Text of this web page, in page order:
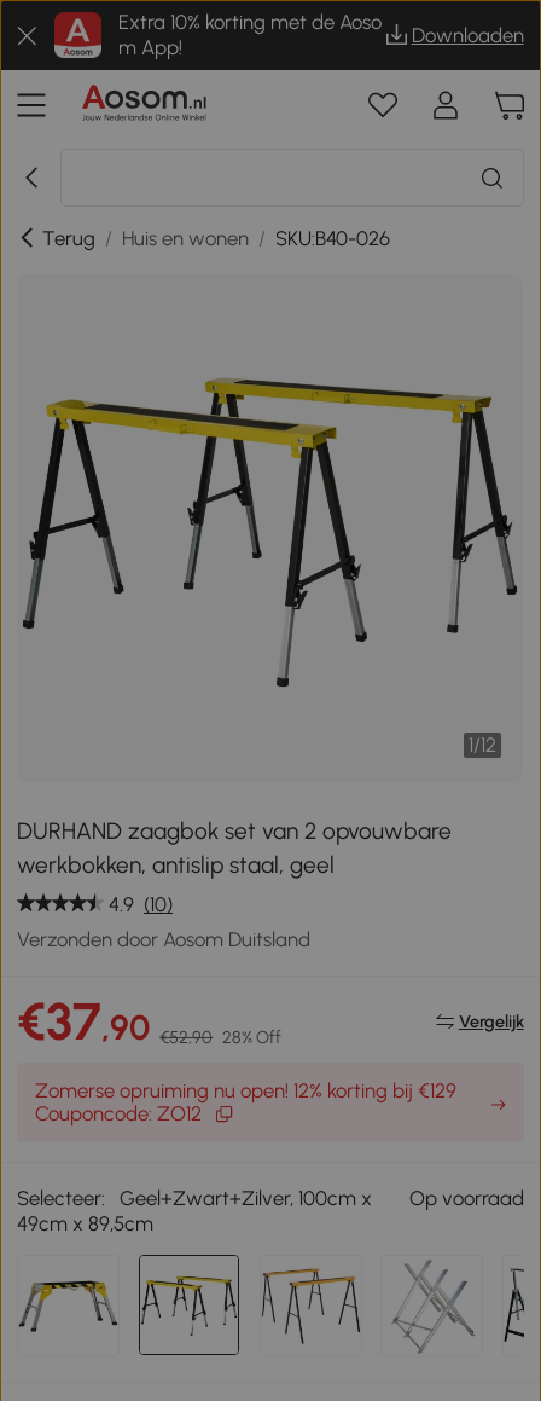
Extra 10% korting met de Aoso
m App!
Downloaden
Terug / Huis en wonen / SKU:B40-026
1/12
DURHAND zaagbok set van 2 opvouwbare
werkbokken, antislip staal, geel
4.9 (10)
Verzonden door Aosom Duitsland
€37,90 €52,90 28% Off
Vergelijk
Zomerse opruiming nu open! 12% korting bij €129
Couponcode: ZO12
Selecteer:
Geel+Zwart+Zilver, 100cm x
49cm x 89,5cm
Op voorraad